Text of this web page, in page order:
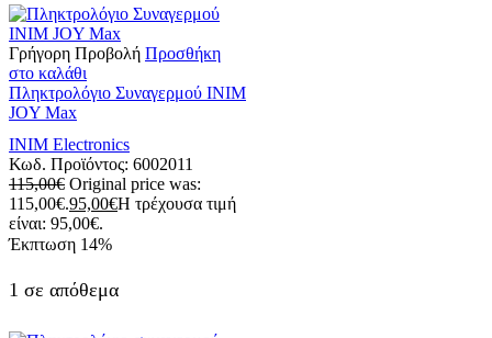
Γρήγορη Προβολή Προσθήκη
στο καλάθι
Πληκτρολόγιο Συναγερμού INIM
JOY Max
INIM Electronics
Κωδ. Προϊόντος: 6002011
115,00€ Original price was:
115,00€.95,00€Η τρέχουσα τιμή
είναι: 95,00€.
Έκπτωση 14%
1 σε απόθεμα